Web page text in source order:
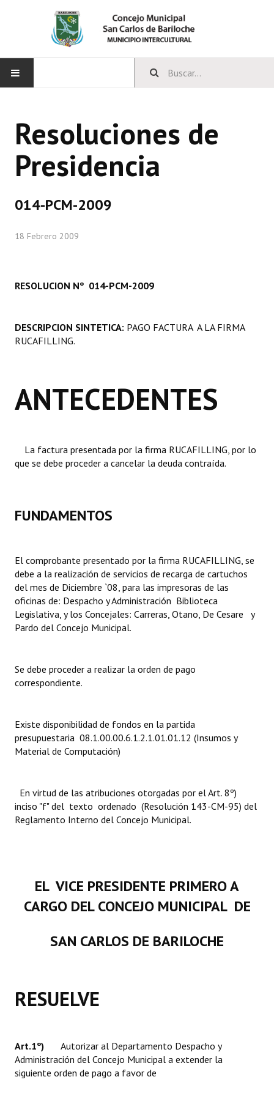
CONCEJO
Bloques Políticos
Comisiones Permanentes
Comisiones Especiales
Programas
Constitución Nacional
Carta Orgánica 2007
Organigrama
Informes de Gestión
Dictámenes Asesoría Letrada
Actas de Sesión
Informes de Unidad Coordinadora
Actas de Audiencias Públicas
Comunicaciones
Declaraciones
Resoluciones de Presidencia
Noticias Destacadas
Registros y Distinciones
Mujeres que Dejaron Huellas - Registro
Ciudadano Ilustre - Registro
Resoluciones de
Presidencia
014-PCM-2009
18 Febrero 2009
RESOLUCION Nº 014-PCM-2009
DESCRIPCION SINTETICA: PAGO FACTURA A LA FIRMA
RUCAFILLING.
ANTECEDENTES
La factura presentada por la firma RUCAFILLING, por lo
que se debe proceder a cancelar la deuda contraída.
FUNDAMENTOS
El comprobante presentado por la firma RUCAFILLING, se
debe a la realización de servicios de recarga de cartuchos
del mes de Diciembre `08, para las impresoras de las
oficinas de: Despacho y Administración Biblioteca
Legislativa, y los Concejales: Carreras, Otano, De Cesare y
Pardo del Concejo Municipal.
Se debe proceder a realizar la orden de pago
correspondiente.
Existe disponibilidad de fondos en la partida
presupuestaria 08.1.00.00.6.1.2.1.01.01.12 (Insumos y
Material de Computación)
En virtud de las atribuciones otorgadas por el Art. 8º)
inciso "f" del texto ordenado (Resolución 143-CM-95) del
Reglamento Interno del Concejo Municipal.
EL VICE PRESIDENTE PRIMERO A
CARGO DEL CONCEJO MUNICIPAL DE
SAN CARLOS DE BARILOCHE
RESUELVE
Art.1º) Autorizar al Departamento Despacho y
Administración del Concejo Municipal a extender la
siguiente orden de pago a favor de